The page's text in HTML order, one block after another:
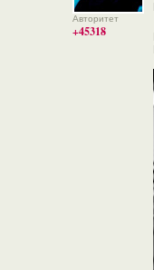
Авторитет
+45318